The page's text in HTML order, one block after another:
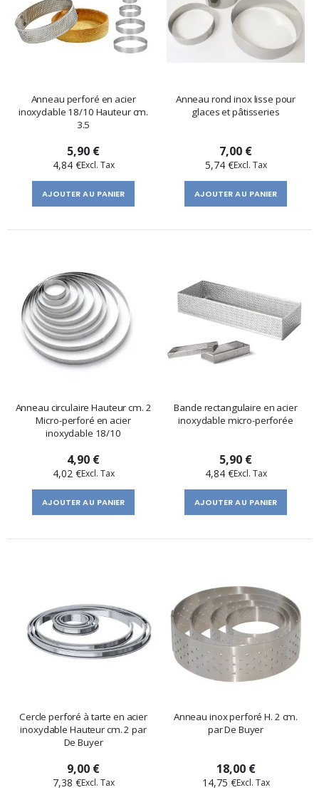
Anneau perforé en acier
inoxydable 18/10 Hauteur cm.
3.5
5,90 €
4,84 €
AJOUTER AU PANIER
Anneau rond inox lisse pour
glaces et pâtisseries
7,00 €
5,74 €
AJOUTER AU PANIER
Anneau circulaire Hauteur cm. 2
Micro-perforé en acier
inoxydable 18/10
4,90 €
4,02 €
AJOUTER AU PANIER
Bande rectangulaire en acier
inoxydable micro-perforée
5,90 €
4,84 €
AJOUTER AU PANIER
Cercle perforé à tarte en acier
inoxydable Hauteur cm. 2 par
De Buyer
9,00 €
7,38 €
Anneau inox perforé H. 2 cm.
par De Buyer
18,00 €
14,75 €